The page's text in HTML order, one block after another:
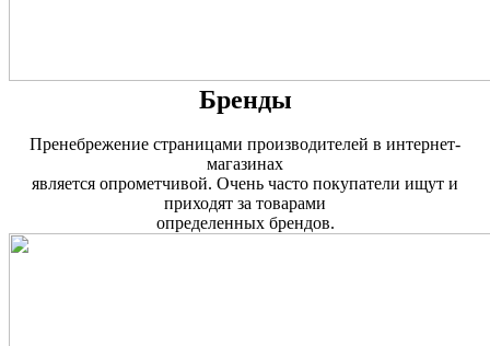
Бренды
Пренебрежение страницами производителей в интернет-
магазинах
является опрометчивой. Очень часто покупатели ищут и
приходят за товарами
определенных брендов.